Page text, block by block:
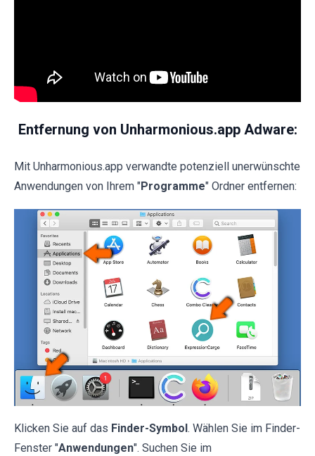
Entfernung von Unharmonious.app Adware:
Mit Unharmonious.app verwandte potenziell unerwünschte
Anwendungen von Ihrem "Programme" Ordner entfernen:
Klicken Sie auf das Finder-Symbol . Wählen Sie im Finder-
Fenster "Anwendungen". Suchen Sie im